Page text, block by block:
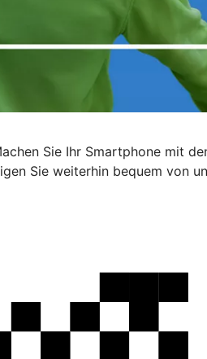
Sie Ihr Smartphone mit
Sie weiterhin bequem von